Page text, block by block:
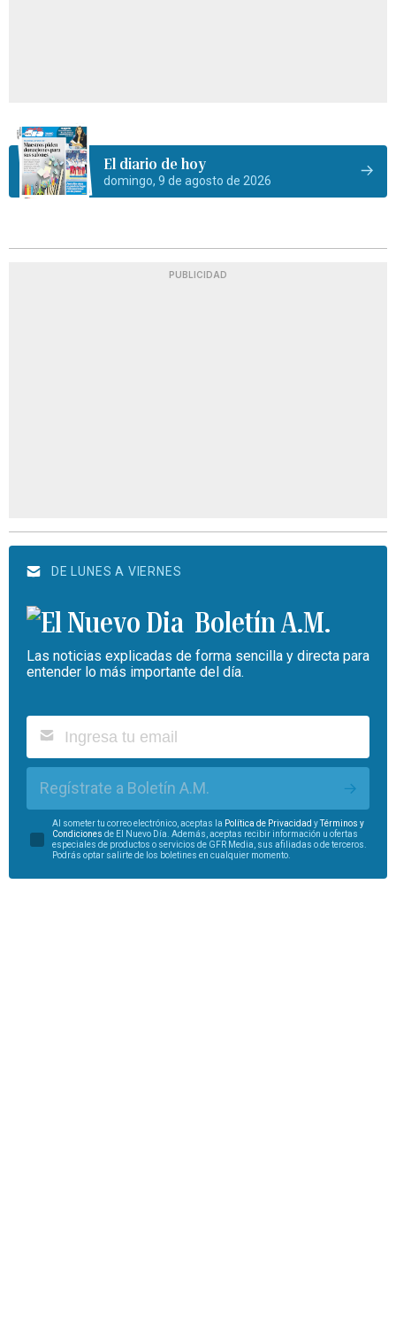
El diario de hoy
domingo, 9 de agosto de 2026
PUBLICIDAD
DE LUNES A VIERNES
Boletín A.M.
Las noticias explicadas de forma sencilla y directa para
entender lo más importante del día.
Regístrate a Boletín A.M.
Al someter tu correo electrónico, aceptas la Política de Privacidad y
Términos y
Condiciones de El Nuevo Día. Además, aceptas recibir información u ofertas
especiales de productos o servicios de GFR Media, sus afiliadas o de terceros.
Podrás optar salirte de los boletines en cualquier momento.